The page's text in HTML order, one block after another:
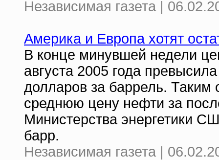
Независимая газета |
Америка и Европа хотят
В конце минувшей недели
августа 2005 года
долларов за баррель.
среднюю цену нефти за
Министерства энергетики
барр.
Независимая газета |